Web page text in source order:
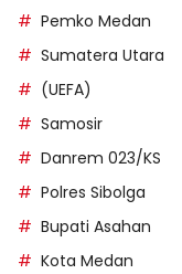
Pemko Medan
Sumatera Utara
(UEFA)
Samosir
Danrem 023/KS
Polres Sibolga
Bupati Asahan
Kota Medan